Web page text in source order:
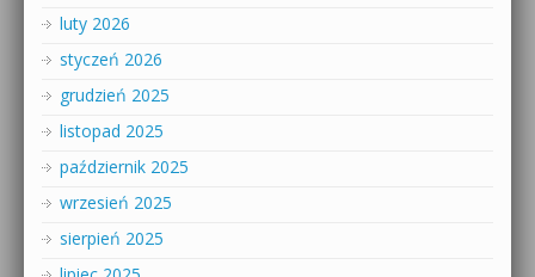
luty 2026
styczeń 2026
grudzień 2025
listopad 2025
październik 2025
wrzesień 2025
sierpień 2025